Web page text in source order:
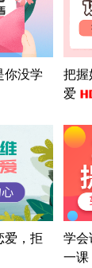
信用户 巧?媚儿 通
案
海-浦东 177****9074
微信用户 Liberty 通
案
广东-广州
北-武汉
信用户 困困魚? 通
案
西-西安
感方案
浙江-宁波 150****8921
你没学
把
爱
爱，拒
学
一课